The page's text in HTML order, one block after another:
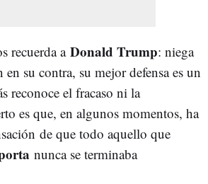
recuerda aDonald Trump: niega
en su contra, su mejor defensa es un
reconoce el fracaso ni la
es que, en algunos momentos, ha
de que todo aquello que
nunca se terminaba